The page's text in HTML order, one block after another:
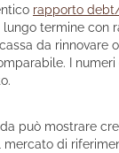
rapporto
lungo termine con
da rinnovare
I numeri
può mostrare
di